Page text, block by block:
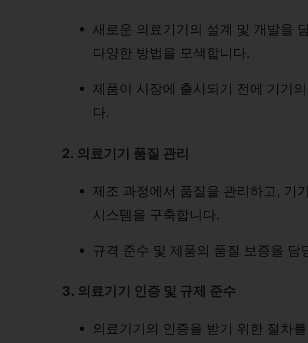
새로운 의료기기의 설계 및 개발을
다양한 방법을 모색합니다.
제품이 시장에 출시되기 전에 기기
다.
2. 의료기기 품질 관리
제조 과정에서 품질을 관리하고, 기
시스템을 구축합니다.
규격 준수 및 제품의 품질 보증을 담
3. 의료기기 인증 및 규제 준수
의료기기의 인증을 받기 위한 절차